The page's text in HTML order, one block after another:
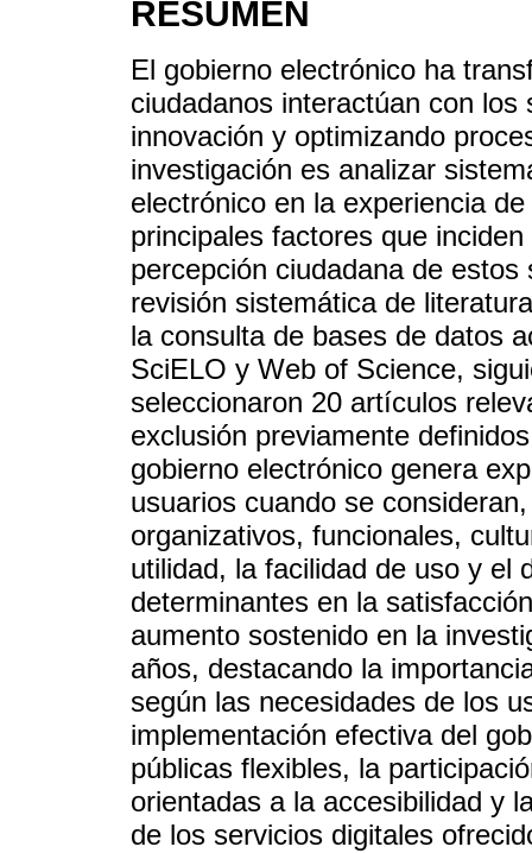
RESUMEN
El gobierno electrónico ha
ciudadanos interactúan con
innovación y optimizando
investigación es analizar
electrónico en la experiencia
principales factores que
percepción ciudadana de
revisión sistemática de
la consulta de bases de datos
SciELO y Web of Science,
seleccionaron 20 artículos
exclusión previamente
gobierno electrónico genera
usuarios cuando se
organizativos, funcionales,
utilidad, la facilidad de uso y el
determinantes en la
aumento sostenido en la
años, destacando la
según las necesidades de los
implementación efectiva del
públicas flexibles, la
orientadas a la accesibilidad y
de los servicios digitales